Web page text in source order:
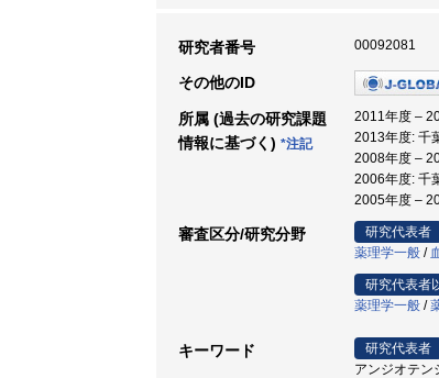
研究者番号 00092081
その他のID
所属 (過去の研究課題
情報に基づく) *注記
2011年度 –
2013年度: 千
2008年度 –
2006年度: 千
2005年度 –
審査区分/研究分野
研究代表者
薬理学一般 /
研究代表者
薬理学一般 /
キーワード
研究代表者
アンジオテン